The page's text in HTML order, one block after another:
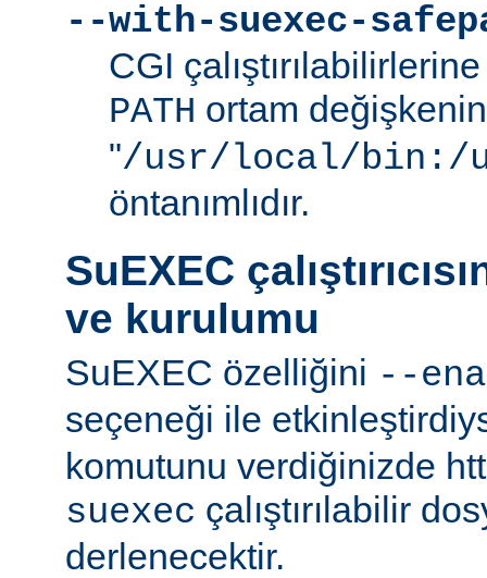
--with-suexec-
CGI
PATH ortam
"/usr/local/bin:/
öntanımlıdır.
SuEXEC
ve kurulumu
SuEXEC özelliğini --
seçeneği ile
komutunu verdiğinizde
suexec çalıştırılabilir
derlenecektir.